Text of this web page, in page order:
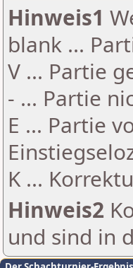
Hinweis1
blank ...
V ... Partie
- ... Partie
E ... Partie
K ...
Hinweis2
und sind in